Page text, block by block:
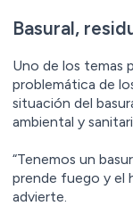
Basural,
Uno de los temas
problemática de
situación del
ambiental y
“Tenemos un
prende fuego y el
advierte.